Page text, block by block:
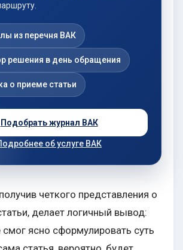
из перечня ВАК
решения в день обращения
о приеме статьи
Подобрать журнал ВАК
об услуге ВАК
четкого представления о
делает логичный вывод:
смог ясно сформулировать суть